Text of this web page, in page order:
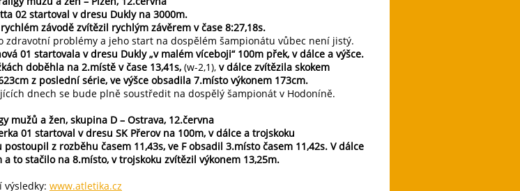
02 startoval v dresu Dukly na 3000m.
závodě zvítězil rychlým závěrem v čase 8:27,18s.
zdravotní problémy a jeho start na dospělém šampionátu vůbec není jistý.
01 startovala v dresu Dukly „v malém víceboji“ 100m přek, v dálce a výšce.
doběhla na 2.místě v čase 13,41s, (w-2,1), v dálce zvítězila skokem
z poslední série, ve výšce obsadila 7.místo výkonem 173cm.
dnech se bude plně soustředit na dospělý šampionát v Hodoníně.
mužů a žen, skupina D – Ostrava, 12.června
01 startoval v dresu SK Přerov na 100m, v dálce a trojskoku
postoupil z rozběhu časem 11,43s, ve F obsadil 3.místo časem 11,42s. V dálce
a to stačilo na 8.místo, v trojskoku zvítězil výkonem 13,25m.
výsledky: www.atletika.cz